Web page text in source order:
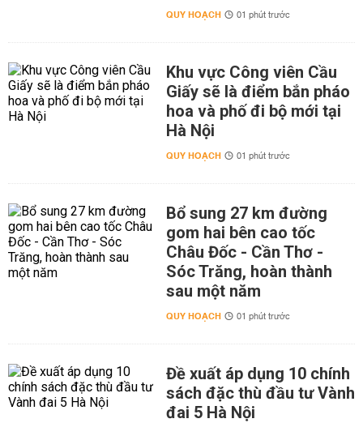
QUY HOẠCH 01 phút trước
Khu vực Công viên Cầu
Giấy sẽ là điểm bắn pháo
hoa và phố đi bộ mới tại
Hà Nội
QUY HOẠCH 01 phút trước
Bổ sung 27 km đường
gom hai bên cao tốc
Châu Đốc - Cần Thơ -
Sóc Trăng, hoàn thành
sau một năm
QUY HOẠCH 01 phút trước
Đề xuất áp dụng 10 chính
sách đặc thù đầu tư Vành
đai 5 Hà Nội